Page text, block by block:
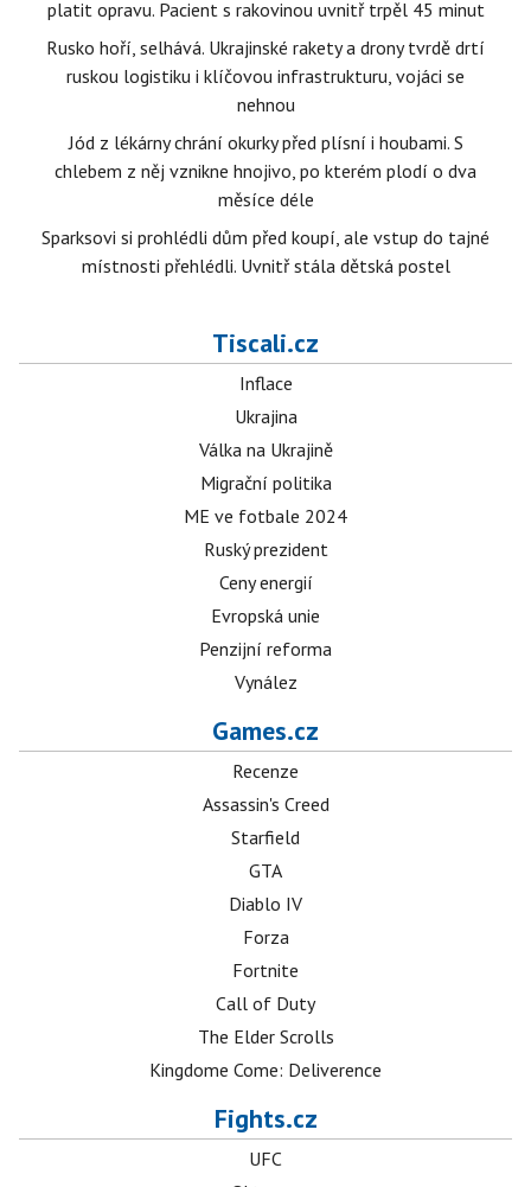
platit opravu. Pacient s rakovinou uvnitř trpěl 45 minut
Rusko hoří, selhává. Ukrajinské rakety a drony tvrdě drtí
ruskou logistiku i klíčovou infrastrukturu, vojáci se
nehnou
Jód z lékárny chrání okurky před plísní i houbami. S
chlebem z něj vznikne hnojivo, po kterém plodí o dva
měsíce déle
Sparksovi si prohlédli dům před koupí, ale vstup do tajné
místnosti přehlédli. Uvnitř stála dětská postel
Tiscali.cz
Inflace
Ukrajina
Válka na Ukrajině
Migrační politika
ME ve fotbale 2024
Ruský prezident
Ceny energií
Evropská unie
Penzijní reforma
Vynález
Games.cz
Recenze
Assassin's Creed
Starfield
GTA
Diablo IV
Forza
Fortnite
Call of Duty
The Elder Scrolls
Kingdome Come: Deliverence
Fights.cz
UFC